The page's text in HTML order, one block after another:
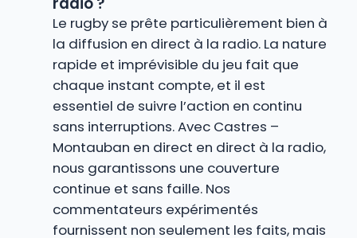
Le rugby se prête particulièrement bien à
la diffusion en direct à la radio. La nature
rapide et imprévisible du jeu fait que
chaque instant compte, et il est
essentiel de suivre l’action en continu
sans interruptions. Avec Castres –
Montauban en direct en direct à la radio,
nous garantissons une couverture
continue et sans faille. Nos
commentateurs expérimentés
fournissent non seulement les faits, mais